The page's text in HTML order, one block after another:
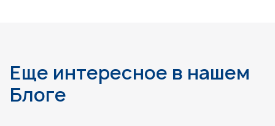
Еще интересное в нашем
Блоге